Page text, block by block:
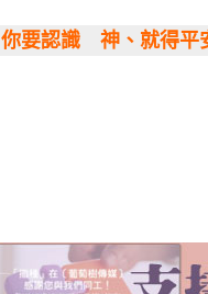
你要認識 神、就得平